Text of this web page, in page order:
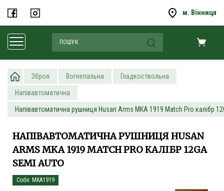
м. Вінниця
Зброя Вогнепальна Гладкоствольна
Напівавтоматична
Напівавтоматична рушниця Husan Arms MKA 1919 Match Pro калібр
НАПІВАВТОМАТИЧНА РУШНИЦЯ HUSAN
ARMS MKA 1919 MATCH PRO КАЛІБР 12GA
SEMI AUTO
Code: MKA1919